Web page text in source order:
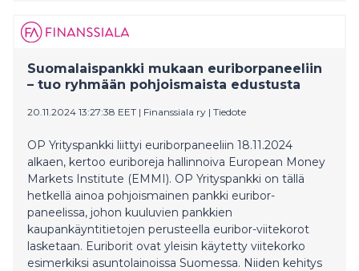
Suomalaispankki mukaan euriborpaneeliin
– tuo ryhmään pohjoismaista edustusta
20.11.2024 13:27:38 EET | Finanssiala ry | Tiedote
OP Yrityspankki liittyi euriborpaneeliin 18.11.2024
alkaen, kertoo euriboreja hallinnoiva European Money
Markets Institute (EMMI). OP Yrityspankki on tällä
hetkellä ainoa pohjoismainen pankki euribor-
paneelissa, johon kuuluvien pankkien
kaupankäyntitietojen perusteella euribor-viitekorot
lasketaan. Euriborit ovat yleisin käytetty viitekorko
esimerkiksi asuntolainoissa Suomessa. Niiden kehitys